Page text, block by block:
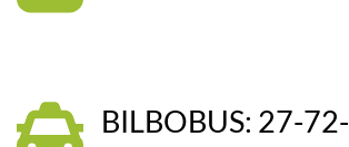
BILBOBUS: 27-